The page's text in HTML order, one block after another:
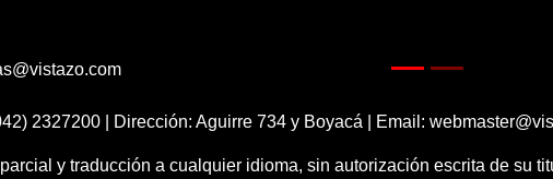
2327200 | Dirección: Aguirre 734 y Boyacá | Email:
y traducción a cualquier idioma, sin autorización escrita de su